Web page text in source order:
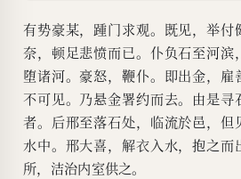
有势豪某，踵门求观。既见，举
奈，顿足悲愤而已。仆负石至河滨
堕诸河。豪怒，鞭仆。即出金，
不可见。乃悬金署约而去。由是寻
者。后邢至落石处，临流於邑，但
水中。邢大喜，解衣入水，抱之
所，洁治内室供之。